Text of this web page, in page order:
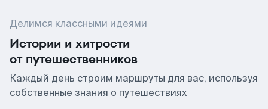
Делимся классными идеями
Истории и хитрости
от путешественников
Каждый день строим маршруты для вас, используя
собственные знания о путешествиях